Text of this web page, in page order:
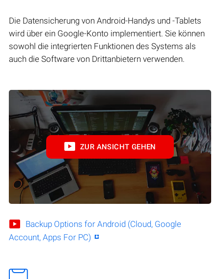
Die Datensicherung von Android-Handys und -Tablets
wird über ein Google-Konto implementiert. Sie können
sowohl die integrierten Funktionen des Systems als
auch die Software von Drittanbietern verwenden.
ZUR ANSICHT GEHEN
Backup Options for Android (Cloud, Google
Account, Apps For PC)